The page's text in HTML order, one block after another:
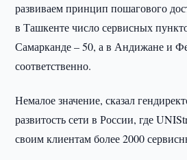
развиваем принцип пошагового
в Ташкенте число сервисных
Самарканде – 50, а в Андижане и
соответственно.
Немалое значение, сказал
развитость сети в России, где
своим клиентам более 2000